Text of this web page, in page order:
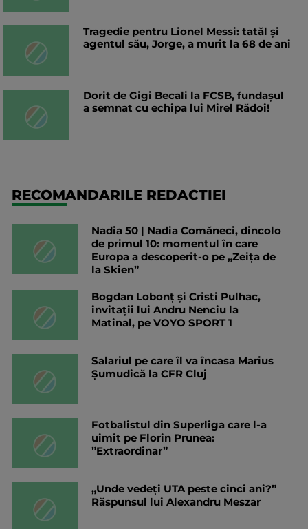
Tragedie pentru Lionel Messi: tatăl și
agentul său, Jorge, a murit la 68 de ani
Dorit de Gigi Becali la FCSB, fundașul
a semnat cu echipa lui Mirel Rădoi!
RECOMANDARILE REDACTIEI
Nadia 50 | Nadia Comăneci, dincolo
de primul 10: momentul în care
Europa a descoperit-o pe „Zeița de
la Skien”
Bogdan Lobonț și Cristi Pulhac,
invitații lui Andru Nenciu la
Matinal, pe VOYO SPORT 1
Salariul pe care îl va încasa Marius
Șumudică la CFR Cluj
Fotbalistul din Superliga care l-a
uimit pe Florin Prunea:
”Extraordinar”
„Unde vedeți UTA peste cinci ani?”
Răspunsul lui Alexandru Meszar